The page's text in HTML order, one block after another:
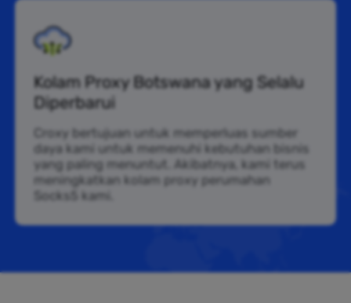
Kolam Proxy Botswana yang Selalu
Diperbarui
Croxy bertujuan untuk memperluas sumber
daya kami untuk memenuhi kebutuhan bisnis
yang paling menuntut. Akibatnya, kami terus
meningkatkan kolam proxy perumahan
Socks5 kami.